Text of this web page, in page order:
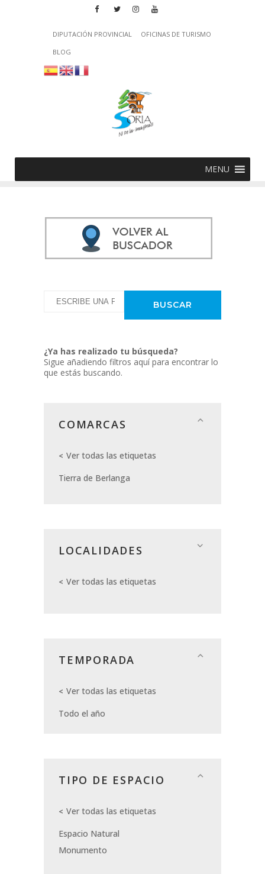
DIPUTACIÓN PROVINCIAL
OFICINAS DE TURISMO
BLOG
MENU
¿Ya has realizado tu búsqueda?
Sigue añadiendo filtros aquí para encontrar lo
que estás buscando.
COMARCAS
Ver todas las etiquetas
Tierra de Berlanga
LOCALIDADES
Ver todas las etiquetas
TEMPORADA
Ver todas las etiquetas
Todo el año
TIPO DE ESPACIO
Ver todas las etiquetas
Espacio Natural
Monumento